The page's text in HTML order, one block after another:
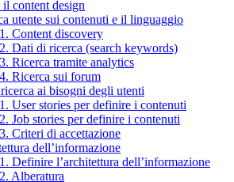
il content design
utente sui contenuti e il linguaggio
Content discovery
Dati di ricerca (search keywords)
Ricerca tramite analytics
Ricerca sui forum
ai bisogni degli utenti
User stories per definire i contenuti
Job stories per definire i contenuti
Criteri di accettazione
dell’informazione
Definire l’architettura dell’informazione
Alberatura